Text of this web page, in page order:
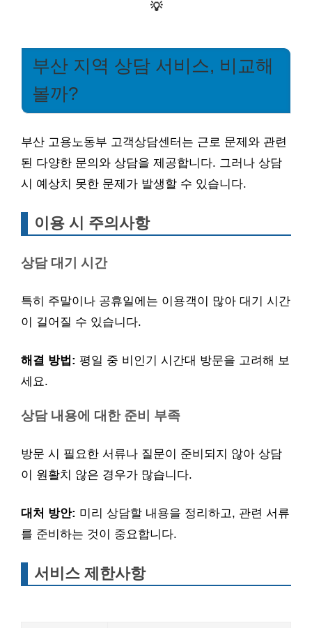
💡
부산 지역 상담 서비스, 비교해
볼까?
부산 고용노동부 고객상담센터는 근로 문제와 관련
된 다양한 문의와 상담을 제공합니다. 그러나 상담
시 예상치 못한 문제가 발생할 수 있습니다.
이용 시 주의사항
상담 대기 시간
특히 주말이나 공휴일에는 이용객이 많아 대기 시간
이 길어질 수 있습니다.
해결 방법: 평일 중 비인기 시간대 방문을 고려해 보
세요.
상담 내용에 대한 준비 부족
방문 시 필요한 서류나 질문이 준비되지 않아 상담
이 원활치 않은 경우가 많습니다.
대처 방안: 미리 상담할 내용을 정리하고, 관련 서류
를 준비하는 것이 중요합니다.
서비스 제한사항